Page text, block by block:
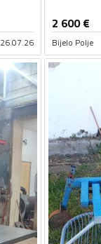
26.07.26
2 600€
Bijelo Polje